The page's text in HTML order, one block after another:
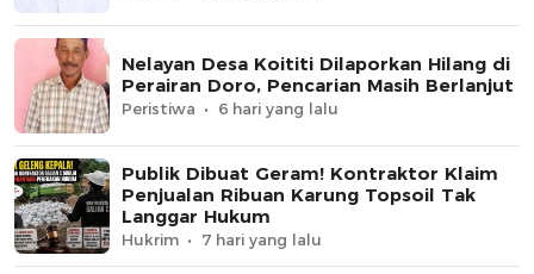
Nelayan Desa Koititi Dilaporkan Hilang di
Perairan Doro, Pencarian Masih Berlanjut
Peristiwa 6 hari yang lalu
Publik Dibuat Geram! Kontraktor Klaim
Penjualan Ribuan Karung Topsoil Tak
Langgar Hukum
Hukrim 7 hari yang lalu